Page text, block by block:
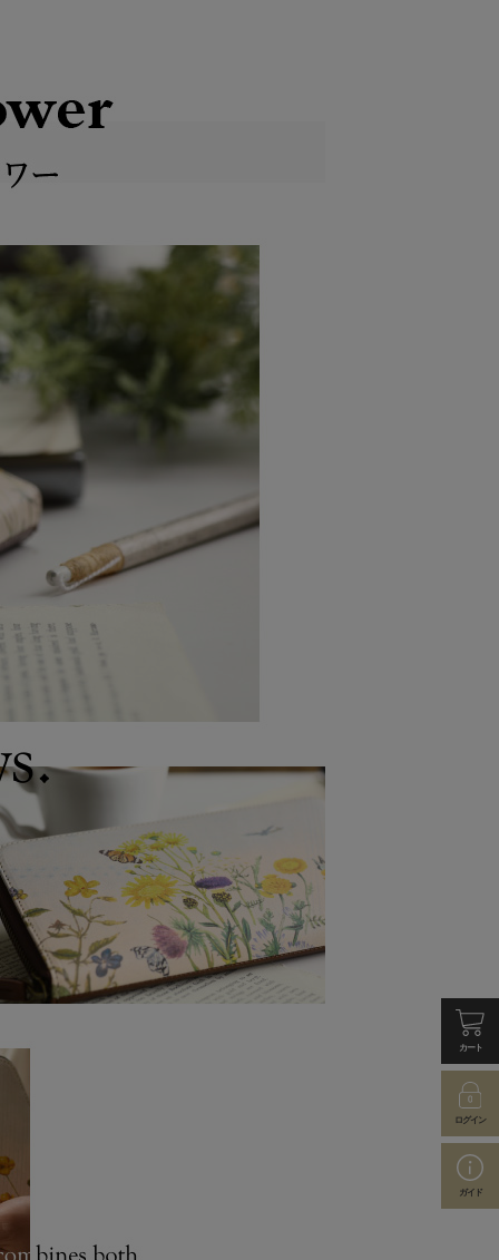
カート
ログイン
ガイド